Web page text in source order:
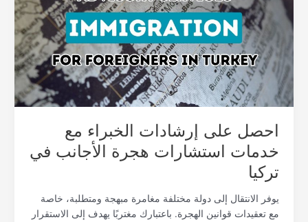
احصل على إرشادات الخبراء مع
خدمات استشارات هجرة الأجانب في
تركيا
يوفر الانتقال إلى دولة مختلفة مغامرة مبهجة ومتطلبة، خاصة
مع تعقيدات قوانين الهجرة. باعتبارك مغتربًا يهدف إلى الاستقرار
خدمات
استشارات
هجرة
الأجانب
في
تركيا